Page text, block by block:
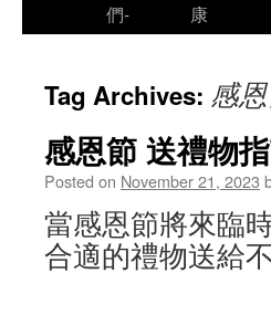
們-
康
Tag Archives: 感
感恩節 送禮物
Posted on November 21, 2023
當感恩節將來臨
合適的禮物送給